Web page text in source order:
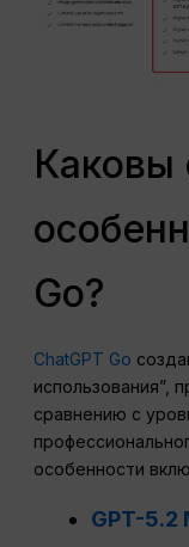
Каковы
Go?
ChatGPT Go
использования”,
сравнению с
особенности
GPT-5.2